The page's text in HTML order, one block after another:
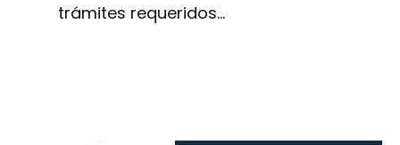
trámites requeridos…